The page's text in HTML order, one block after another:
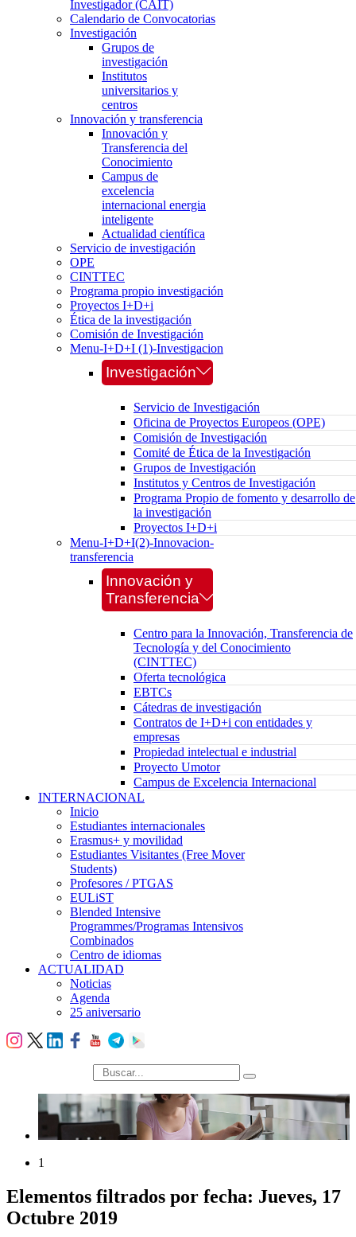
Investigador (CAIT)
Calendario de Convocatorias
Investigación
Grupos de
investigación
Institutos
universitarios y
centros
Innovación y transferencia
Innovación y
Transferencia del
Conocimiento
Campus de
excelencia
internacional energia
inteligente
Actualidad científica
Servicio de investigación
OPE
CINTTEC
Programa propio investigación
Proyectos I+D+i
Ética de la investigación
Comisión de Investigación
Menu-I+D+I (1)-Investigacion
Investigación
Servicio de Investigación
Oficina de Proyectos Europeos (OPE)
Comisión de Investigación
Comité de Ética de la Investigación
Grupos de Investigación
Institutos y Centros de Investigación
Programa Propio de fomento y desarrollo de
la investigación
Proyectos I+D+i
Menu-I+D+I(2)-Innovacion-
transferencia
Innovación y
Transferencia
Centro para la Innovación, Transferencia de
Tecnología y del Conocimiento
(CINTTEC)
Oferta tecnológica
EBTCs
Cátedras de investigación
Contratos de I+D+i con entidades y
empresas
Propiedad intelectual e industrial
Proyecto Umotor
Campus de Excelencia Internacional
INTERNACIONAL
Inicio
Estudiantes internacionales
Erasmus+ y movilidad
Estudiantes Visitantes (Free Mover
Students)
Profesores / PTGAS
EULiST
Blended Intensive
Programmes/Programas Intensivos
Combinados
Centro de idiomas
ACTUALIDAD
Noticias
Agenda
25 aniversario
búsqueda
1
Elementos filtrados por fecha: Jueves, 17
Octubre 2019